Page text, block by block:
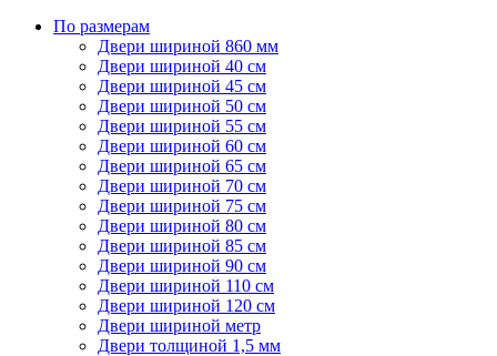
По размерам
Двери шириной 860 мм
Двери шириной 40 см
Двери шириной 45 см
Двери шириной 50 см
Двери шириной 55 см
Двери шириной 60 см
Двери шириной 65 см
Двери шириной 70 см
Двери шириной 75 см
Двери шириной 80 см
Двери шириной 85 см
Двери шириной 90 см
Двери шириной 110 см
Двери шириной 120 см
Двери шириной метр
Двери толщиной 1,5 мм